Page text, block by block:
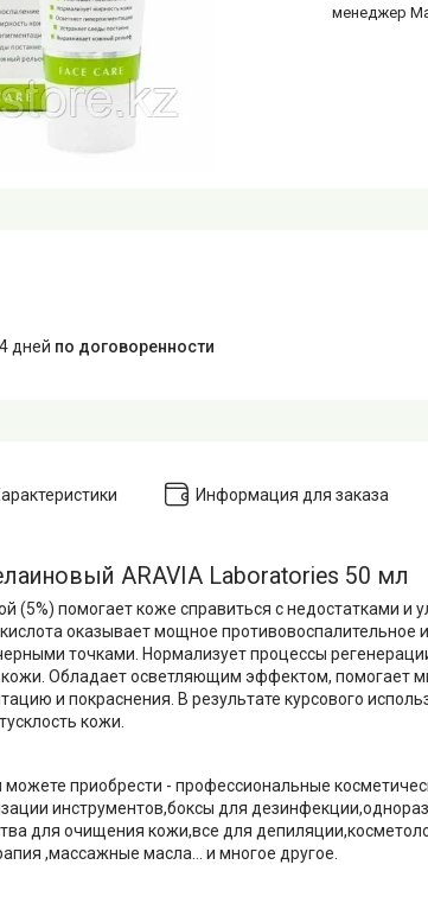
менеджер
дней по договоренности
Информация для заказа
ARAVIA Laboratories 50 мл
(5%) помогает коже справиться с недостатками и
оказывает мощное противовоспалительное
точками. Нормализует процессы
кожи. Обладает осветляющим эффектом, помогает
и покраснения. В результате курсового
кожи.
можете приобрести - профессиональные
инструментов,боксы для
для очищения кожи,все для
,массажные масла... и многое другое.